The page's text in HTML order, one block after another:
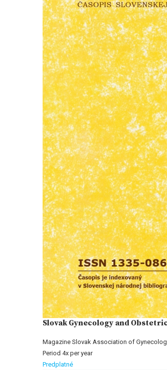
Slovak Gynecology and
Magazine Slovak Association of
Period 4x per year
Predplatné